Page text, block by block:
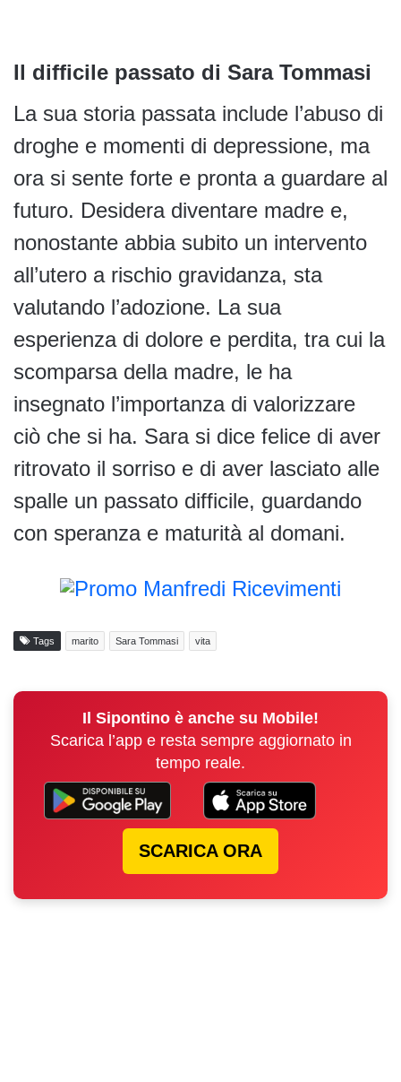
Il difficile passato di Sara Tommasi
La sua storia passata include l’abuso di
droghe e momenti di depressione, ma
ora si sente forte e pronta a guardare al
futuro. Desidera diventare madre e,
nonostante abbia subito un intervento
all’utero a rischio gravidanza, sta
valutando l’adozione. La sua
esperienza di dolore e perdita, tra cui la
scomparsa della madre, le ha
insegnato l’importanza di valorizzare
ciò che si ha. Sara si dice felice di aver
ritrovato il sorriso e di aver lasciato alle
spalle un passato difficile, guardando
con speranza e maturità al domani.
Tags marito Sara Tommasi vita
Il Sipontino è anche su Mobile!
Scarica l’app e resta sempre aggiornato in
tempo reale.
SCARICA ORA